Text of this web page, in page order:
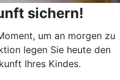
sichern!
um an morgen zu
legen Sie heute den
Ihres Kindes.